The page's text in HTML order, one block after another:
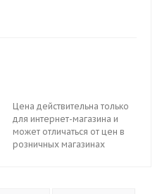
Цена действительна только
для интернет-магазина и
может отличаться от цен в
розничных магазинах